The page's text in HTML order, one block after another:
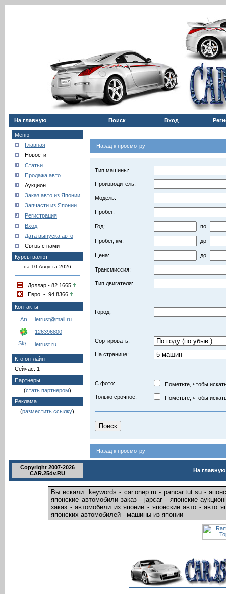
На главную Поиск Вход
Меню
Главная
Новости
Статьи
Продажа авто
Аукцион
Заказ авто из Японии
Запчасти из Японии
Регистрация
Вход
Дата выпуска авто
Связь с нами
Курсы валют
на 10 Августа 2026
Доллар - 82.1665
Евро - 94.8366
Контакты
letrust@mail.ru
126396800
letrust.ru
Кто он-лайн
Сейчас: 1
Партнеры
(стать партнером)
Реклама
(разместить ссылку)
Назад к просмотру
Тип машины:
Производитель:
Модель:
Пробег:
Год: по
Пробег, км: до
Цена: до
Трансмиссия:
Тип двигателя:
Город:
Сортировать:
На странице:
С фото: Пометьте, чтобы
Только срочное: Пометьте, чтобы
Назад к просмотру
Copyright 2007-2026
CAR.25dv.RU
На главную
Вы искали: keywords - car.onep.ru - pancar.tut.su -
японские автомобили заказ - japcar - японские
заказ - автомобили из японии - японские авто - авто
японских автомобилей - машины из японии